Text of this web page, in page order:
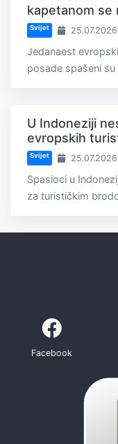
kapetanom se
Svijet
Jedanaest
posade spašeni
U Indoneziji
evropskih
Svijet
Spasioci u
za turističkim
Facebook